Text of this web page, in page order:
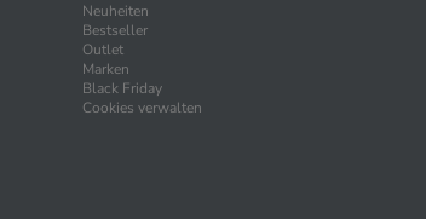
Neuheiten
Bestseller
Outlet
Marken
Black Friday
Cookies verwalten